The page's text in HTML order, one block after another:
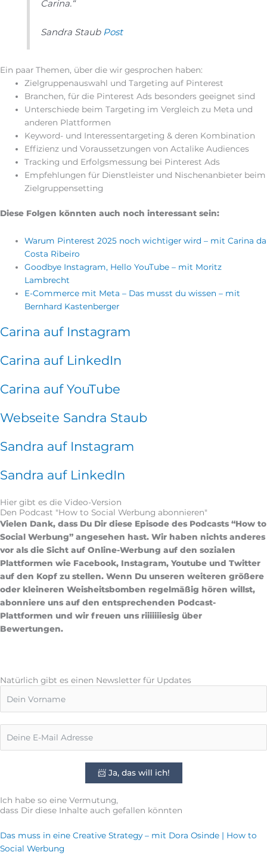
Carina.“
Sandra Staub Post
Ein paar Themen, über die wir gesprochen haben:
Zielgruppenauswahl und Targeting auf Pinterest
Branchen, für die Pinterest Ads besonders geeignet sind
Unterschiede beim Targeting im Vergleich zu Meta und
anderen Plattformen
Keyword- und Interessentargeting & deren Kombination
Effizienz und Voraussetzungen von Actalike Audiences
Tracking und Erfolgsmessung bei Pinterest Ads
Empfehlungen für Dienstleister und Nischenanbieter beim
Zielgruppensetting
Diese Folgen könnten auch noch interessant sein:
Warum Pinterest 2025 noch wichtiger wird – mit Carina da
Costa Ribeiro
Goodbye Instagram, Hello YouTube – mit Moritz
Lambrecht
E-Commerce mit Meta – Das musst du wissen – mit
Bernhard Kastenberger
Carina auf Instagram
Carina auf LinkedIn
Carina auf YouTube
Webseite Sandra Staub
Sandra auf Instagram
Sandra auf LinkedIn
Hier gibt es die Video-Version
Den Podcast "How to Social Werbung abonnieren"
Vielen Dank, dass Du Dir diese Episode des Podcasts “How to
Social Werbung” angesehen hast. Wir haben nichts anderes
vor als die Sicht auf Online-Werbung auf den sozialen
Plattformen wie Facebook, Instagram, Youtube und Twitter
auf den Kopf zu stellen. Wenn Du unseren weiteren größere
oder kleineren Weisheitsbomben regelmäßig hören willst,
abonniere uns auf den entsprechenden Podcast-
Plattformen und wir freuen uns riiiiiiiesig über
Bewertungen.
Natürlich gibt es einen Newsletter für Updates
📨 Ja, das will ich!
Ich habe so eine Vermutung,
dass Dir diese Inhalte auch gefallen könnten
Das muss in eine Creative Strategy – mit Dora Osinde | How to
Social Werbung